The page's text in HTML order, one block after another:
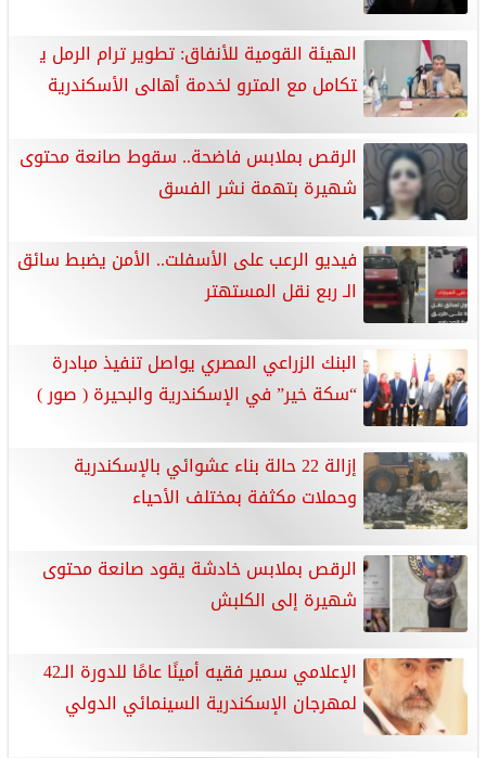
الهيئة القومية للأنفاق: تطوير ترام الرمل ي​
تكامل مع المترو لخدمة أهالى الأسكندرية
الرقص بملابس فاضحة.. سقوط صانعة محتوى
شهيرة بتهمة نشر الفسق
فيديو الرعب على الأسفلت.. الأمن يضبط سائق
الـ ربع نقل المستهتر
البنك الزراعي المصري يواصل تنفيذ مبادرة
“سكة خير” في الإسكندرية والبحيرة ( صور )
إزالة 22 حالة بناء عشوائي بالإسكندرية
وحملات مكثفة بمختلف الأحياء
الرقص بملابس خادشة يقود صانعة محتوى
شهيرة إلى الكلبش
الإعلامي سمير فقيه أمينًا عامًا للدورة الـ42
لمهرجان الإسكندرية السينمائي الدولي